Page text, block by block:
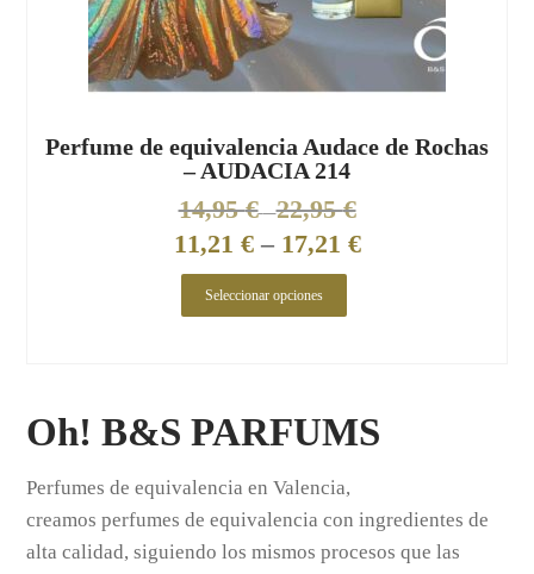
Perfume de equivalencia Audace de Rochas
– AUDACIA 214
14,95€ – 22,95€
11,21 € – 17,21 €
Seleccionar opciones
Oh! B&S PARFUMS
Perfumes de equivalencia en Valencia,
creamos perfumes de equivalencia con ingredientes de
alta calidad, siguiendo los mismos procesos que las